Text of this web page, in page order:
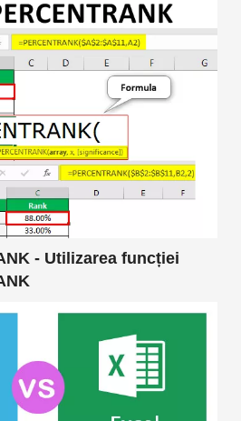
- Utilizarea funcției